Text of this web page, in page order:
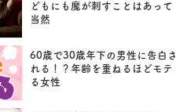
どもにも魔が刺すことはあって
当然
60歳で30歳年下の男性に告白さ
れる！？年齢を重ねるほどモテ
る女性